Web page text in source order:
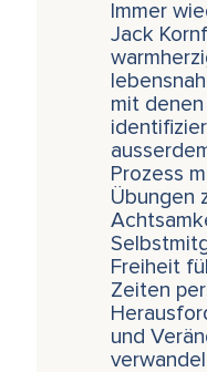
Immer
Jack
mit
Prozess
Übungen
Freiheit
Zeiten
und